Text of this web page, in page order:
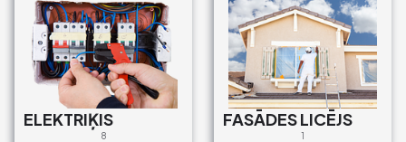
ELEKTRIĶIS
8
FASĀDES LICĒJS
1